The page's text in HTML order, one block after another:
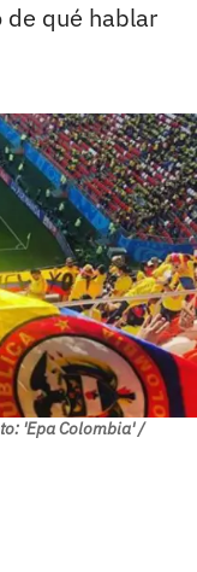
de qué hablar
'Epa Colombia' /